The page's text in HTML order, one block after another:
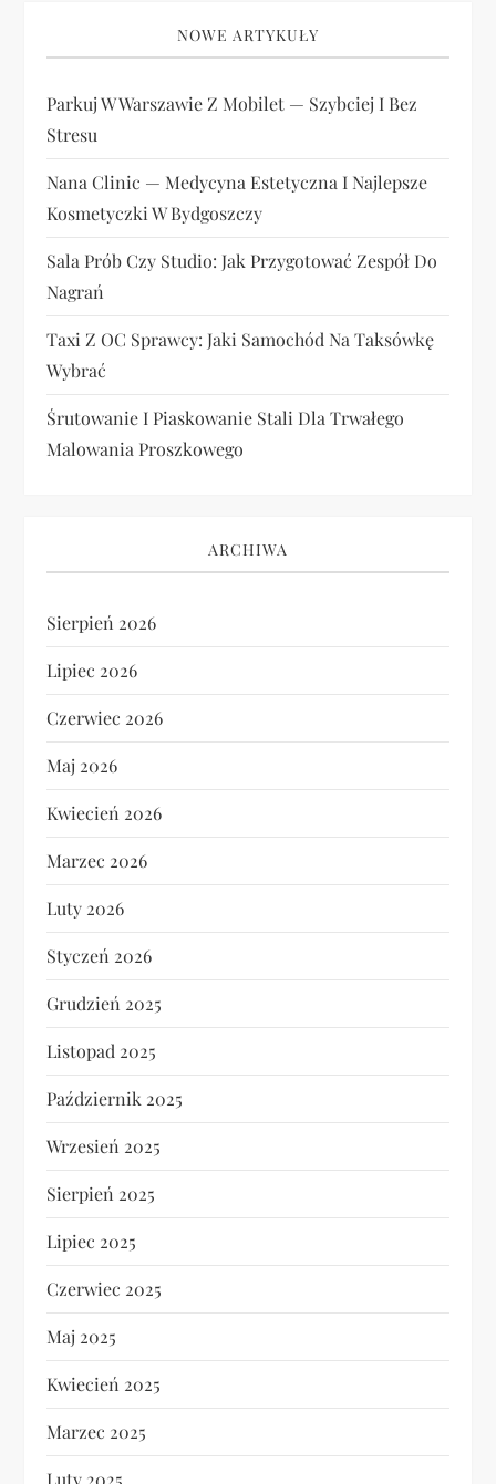
NOWE ARTYKUŁY
Parkuj W Warszawie Z Mobilet — Szybciej I Bez
Stresu
Nana Clinic — Medycyna Estetyczna I Najlepsze
Kosmetyczki W Bydgoszczy
Sala Prób Czy Studio: Jak Przygotować Zespół Do
Nagrań
Taxi Z OC Sprawcy: Jaki Samochód Na Taksówkę
Wybrać
Śrutowanie I Piaskowanie Stali Dla Trwałego
Malowania Proszkowego
ARCHIWA
Sierpień 2026
Lipiec 2026
Czerwiec 2026
Maj 2026
Kwiecień 2026
Marzec 2026
Luty 2026
Styczeń 2026
Grudzień 2025
Listopad 2025
Październik 2025
Wrzesień 2025
Sierpień 2025
Lipiec 2025
Czerwiec 2025
Maj 2025
Kwiecień 2025
Marzec 2025
Luty 2025